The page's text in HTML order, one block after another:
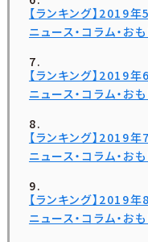
【ランキング】2019
ニュース・コラム・お
【ランキング】2019
ニュース・コラム・お
【ランキング】2019
ニュース・コラム・お
【ランキング】2019
ニュース・コラム・お